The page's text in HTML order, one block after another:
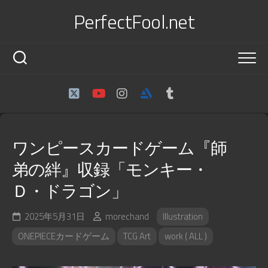
PerfectFool.net
ワンピースカードゲーム『師
弟の絆』収録「モンキー・
Ｄ・ドラゴン」
2025年5月31日 morechand
Illustration
ONEPIECEカードゲーム
TCG Art work ( ALL )